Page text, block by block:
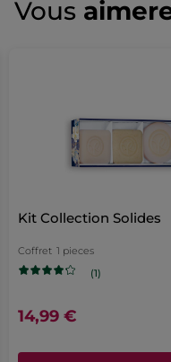
confort et fraîcheur toute
alcool, adaptée à tous
Aucune
de
Vous
Kit Collection Solides
Coffret 1 pieces
(1)
14,99 €